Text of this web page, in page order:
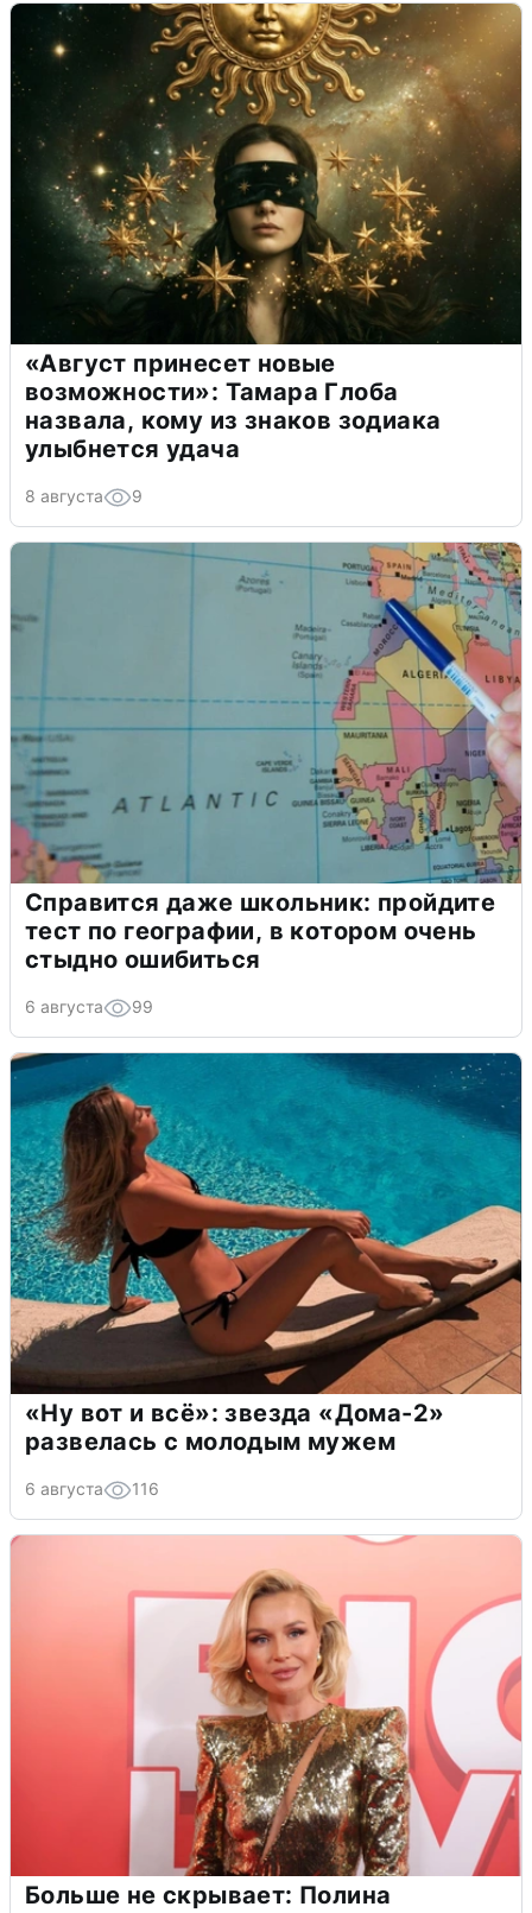
«Август принесет новые
возможности»: Тамара Глоба
назвала, кому из знаков зодиака
улыбнется удача
8 августа 9
Справится даже школьник: пройдите
тест по географии, в котором очень
стыдно ошибиться
6 августа 99
«Ну вот и всё»: звезда «Дома-2»
развелась с молодым мужем
6 августа 116
Больше не скрывает: Полина